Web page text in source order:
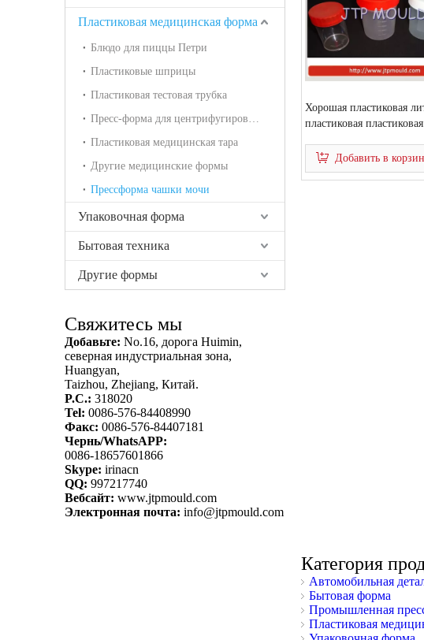
Пластиковая медицинская форма
Блюдо для пиццы Петри
Пластиковые шприцы
Пластиковая тестовая трубка
Пресс-форма для центрифугирования
Пластиковая медицинская тара
Другие медицинские формы
Прессформа чашки мочи
Упаковочная форма
Бытовая техника
Другие формы
Свяжитесь мы
Добавьте: No.16, дорога Huimin,
северная индустриальная зона,
Huangyan,
Taizhou, Zhejiang, Китай.
P.C.: 318020
Tel: 0086-576-84408990
Факс: 0086-576-84407181
Чернь/WhatsAPP:
0086-18657601866
Skype: irinacn
QQ: 997217740
Вебсайт: www.jtpmould.com
Электронная почта: info@jtpmould.com
Хорошая пластиковая
пластиковая пластиковая
Добавить в
Категория
Автомобильная
Бытовая форма
Промышленная
Пластиковая